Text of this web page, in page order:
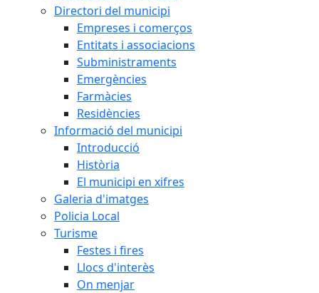
Directori del municipi
Empreses i comerços
Entitats i associacions
Subministraments
Emergències
Farmàcies
Residències
Informació del municipi
Introducció
Història
El municipi en xifres
Galeria d'imatges
Policia Local
Turisme
Festes i fires
Llocs d'interès
On menjar